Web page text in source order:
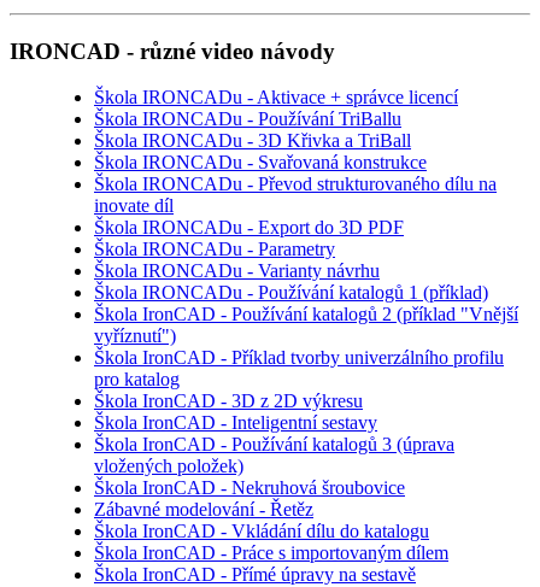
IRONCAD - různé video návody
Škola IRONCADu - Aktivace + správce licencí
Škola IRONCADu - Používání TriBallu
Škola IRONCADu - 3D Křivka a TriBall
Škola IRONCADu - Svařovaná konstrukce
Škola IRONCADu - Převod strukturovaného dílu na
inovate díl
Škola IRONCADu - Export do 3D PDF
Škola IRONCADu - Parametry
Škola IRONCADu - Varianty návrhu
Škola IRONCADu - Používání katalogů 1 (příklad)
Škola IronCAD - Používání katalogů 2 (příklad "Vnější
vyříznutí")
Škola IronCAD - Příklad tvorby univerzálního profilu
pro katalog
Škola IronCAD - 3D z 2D výkresu
Škola IronCAD - Inteligentní sestavy
Škola IronCAD - Používání katalogů 3 (úprava
vložených položek)
Škola IronCAD - Nekruhová šroubovice
Zábavné modelování - Řetěz
Škola IronCAD - Vkládání dílu do katalogu
Škola IronCAD - Práce s importovaným dílem
Škola IronCAD - Přímé úpravy na sestavě